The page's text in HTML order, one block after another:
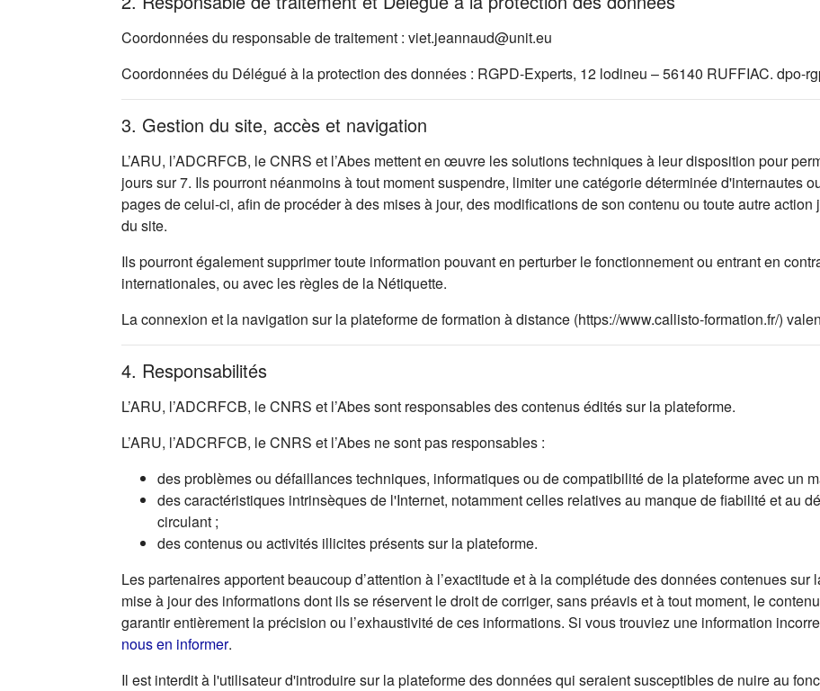
Coordonnées du responsable de traitement : viet.jeannaud@unit.eu
Coordonnées du Délégué à la protection des données : RGPD-Experts, 12 lodineu – 56140 RUFFIAC. dpo-
3. Gestion du site, accès et navigation
L’ARU, l’ADCRFCB, le CNRS et l’Abes mettent en œuvre les solutions techniques à leur disposition pour
jours sur 7. Ils pourront néanmoins à tout moment suspendre, limiter une catégorie déterminée d'internautes
pages de celui-ci, afin de procéder à des mises à jour, des modifications de son contenu ou toute autre
du site.
Ils pourront également supprimer toute information pouvant en perturber le fonctionnement ou entrant en
internationales, ou avec les règles de la Nétiquette.
La connexion et la navigation sur la plateforme de formation à distance (https://www.callisto-formation.fr/)
4. Responsabilités
L’ARU, l’ADCRFCB, le CNRS et l’Abes sont responsables des contenus édités sur la plateforme.
L’ARU, l’ADCRFCB, le CNRS et l’Abes ne sont pas responsables :
des problèmes ou défaillances techniques, informatiques ou de compatibilité de la plateforme avec un
des caractéristiques intrinsèques de l'Internet, notamment celles relatives au manque de fiabilité et au
circulant ;
des contenus ou activités illicites présents sur la plateforme.
Les partenaires apportent beaucoup d’attention à l’exactitude et à la complétude des données contenues sur
mise à jour des informations dont ils se réservent le droit de corriger, sans préavis et à tout moment, le
garantir entièrement la précision ou l’exhaustivité de ces informations. Si vous trouviez une information
nous en informer(s'ouvre dans un nouvel onglet)
.
Il est interdit à l'utilisateur d'introduire sur la plateforme des données qui seraient susceptibles de nuire au